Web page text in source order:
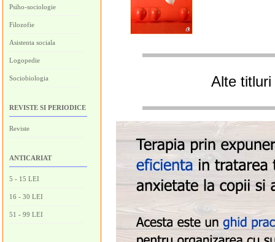
Psiho-sociologie
Filozofie
Asistenta sociala
Logopedie
Sociobiologia
REVISTE SI PERIODICE
Reviste
ANTICARIAT
5 - 15 LEI
16 - 30 LEI
51 - 99 LEI
Alte